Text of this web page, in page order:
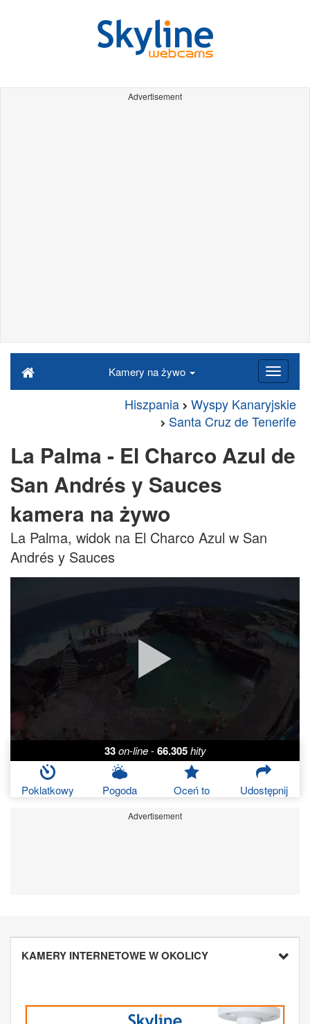
Advertisement
Kamery na żywo
Hiszpania
Wyspy Kanaryjskie
Santa Cruz de Tenerife
La Palma - El Charco Azul de
San Andrés y Sauces
kamera na żywo
La Palma, widok na El Charco Azul w San
Andrés y Sauces
33 on-line - 66.305 hity
Poklatkowy Pogoda Oceń to Udostępnij
Advertisement
KAMERY INTERNETOWE W OKOLICY